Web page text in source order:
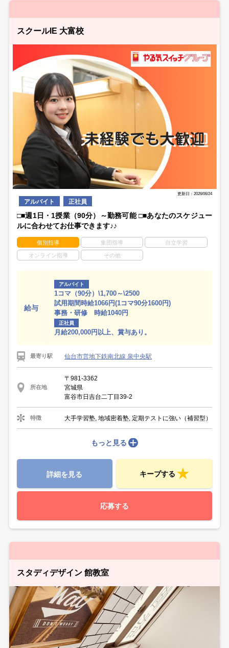
スクールIE 大富校
更新日：2026/06/24
アルバイト 正社員
□■週1日・1授業（90分）～勤務可能 □■あなたのスケジュー
ルに合わせてお仕事できます♪♪
個別指導 集団指導 自立学習
オンライン指導 その他
給与
アルバイト
1コマ（90分）\1,700～\2500
試用期間時給1066円(1コマ90分1600円)
事務・研修 時給1040円
正社員
月給200,000円以上、賞与あり。
最寄り駅 仙台市営地下鉄南北線 泉中央駅
所在地
〒981-3362
宮城県
富谷市日吉台二丁目39‐2
特徴 大手学習塾, 地域密着塾, 定期テストに強い（補習型）
もっと見る
詳細を見る キープする
応募する
スタディデザイン 館教室